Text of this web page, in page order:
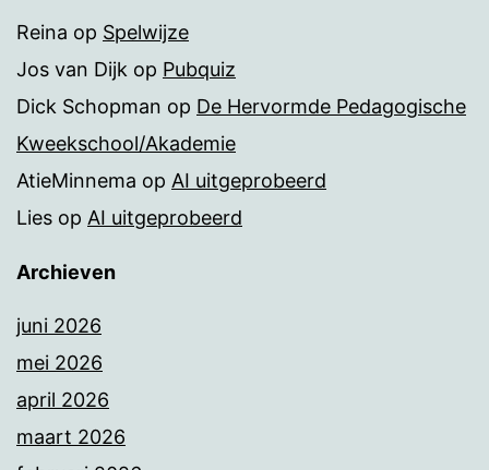
Reina op Spelwijze
Jos van Dijk op Pubquiz
Dick Schopman op De Hervormde Pedagogische
Kweekschool/Akademie
AtieMinnema op AI uitgeprobeerd
Lies op AI uitgeprobeerd
Archieven
juni 2026
mei 2026
april 2026
maart 2026